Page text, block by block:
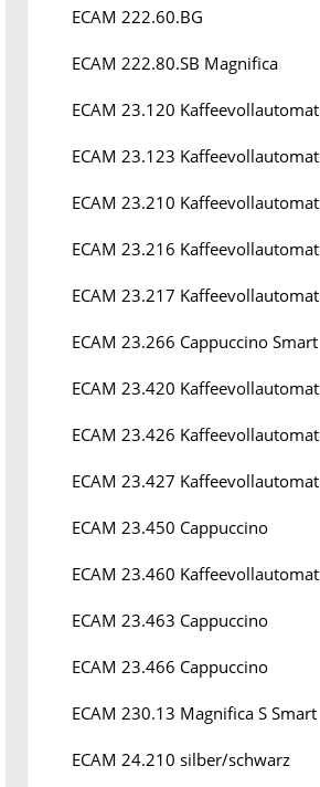
ECAM 222.60.BG
ECAM 222.80.SB Magnifica
ECAM 23.120 Kaffeevollautomat
ECAM 23.123 Kaffeevollautomat
ECAM 23.210 Kaffeevollautomat
ECAM 23.216 Kaffeevollautomat
ECAM 23.217 Kaffeevollautomat
ECAM 23.266 Cappuccino Smart
ECAM 23.420 Kaffeevollautomat
ECAM 23.426 Kaffeevollautomat
ECAM 23.427 Kaffeevollautomat
ECAM 23.450 Cappuccino
ECAM 23.460 Kaffeevollautomat
ECAM 23.463 Cappuccino
ECAM 23.466 Cappuccino
ECAM 230.13 Magnifica S Smart
ECAM 24.210 silber/schwarz